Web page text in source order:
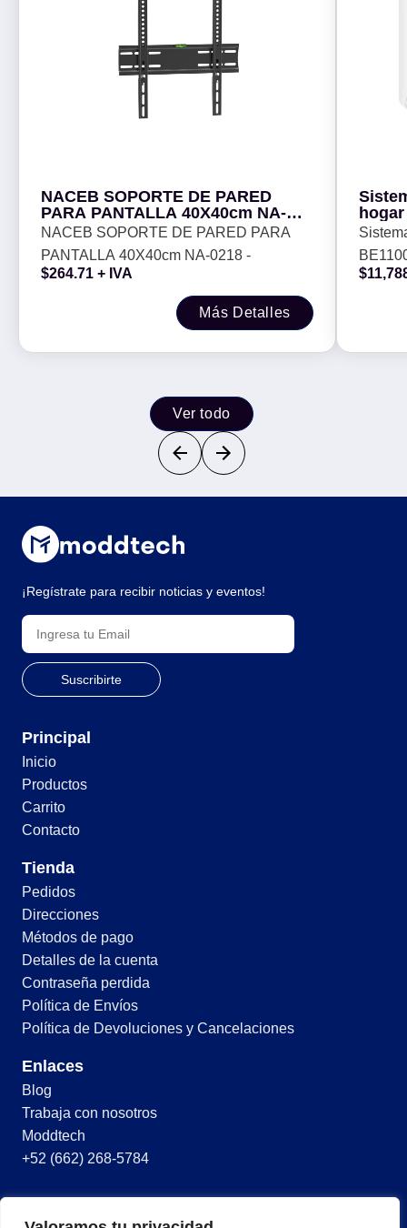
NACEB SOPORTE DE PARED
PARA PANTALLA 40X40cm NA-
0218 -
NACEB SOPORTE DE PARED PARA
PANTALLA 40X40cm NA-0218 -
$264.71 + IVA
Más Detalles
hogar
$
Ver todo
¡Regístrate para recibir noticias y eventos!
Principal
Inicio
Productos
Carrito
Contacto
Tienda
Pedidos
Direcciones
Métodos de pago
Detalles de la cuenta
Contraseña perdida
Política de Envíos
Política de Devoluciones y Cancelaciones
Enlaces
Blog
Trabaja con nosotros
Moddtech
+52 (662) 268-5784
© 2026 Todos los derechos reservados